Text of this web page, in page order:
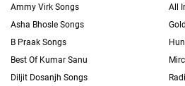
Ammy Virk Songs
Asha Bhosle Songs
B Praak Songs
Best Of Kumar Sanu
Diljit Dosanjh Songs
All